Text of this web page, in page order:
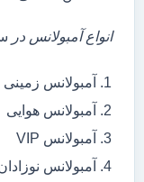
انواع آمبولانس در
آمبولانس زمینی
آمبولانس هوایی
آمبولانس VIP
آمبولانس